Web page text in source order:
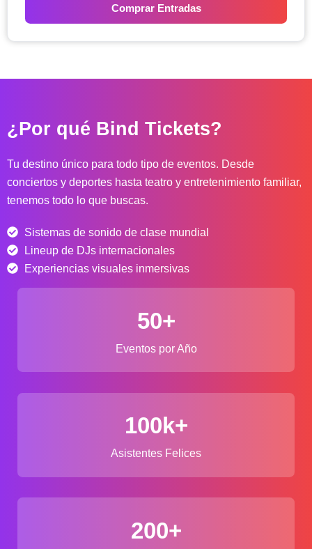
g
d
p
c
i
s
:
d
d
$
0
0
a
t
$
.
0
Comprar Entradas
¿Por qué Bind Tickets?
Tu destino único para todo tipo de eventos. Desde
conciertos y deportes hasta teatro y entretenimiento familiar,
tenemos todo lo que buscas.
Sistemas de sonido de clase mundial
Lineup de DJs internacionales
Experiencias visuales inmersivas
50+
Eventos por Año
100k+
Asistentes Felices
200+